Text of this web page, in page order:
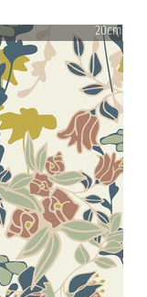
20cm